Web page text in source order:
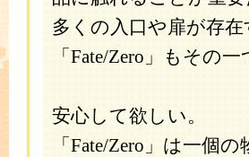
多くの入口や扉が存
「Fate/Zero」もその一
安心して欲しい。
「Fate/Zero」は一個